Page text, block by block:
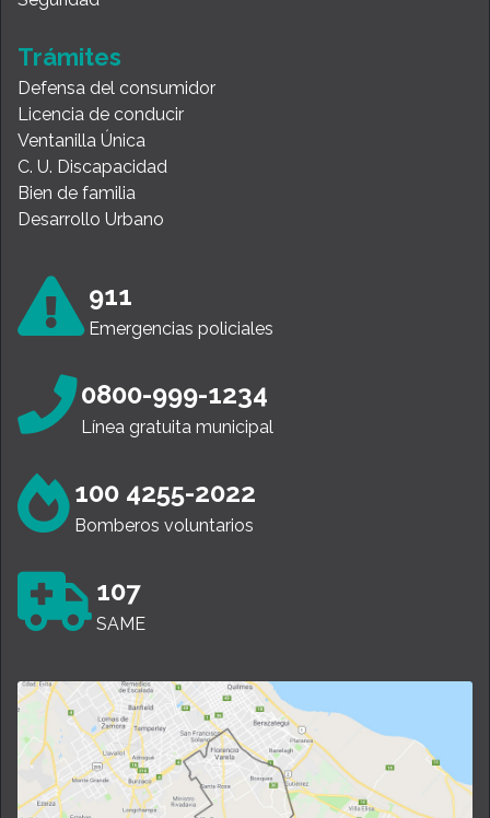
Trámites
Defensa del consumidor
Licencia de conducir
Ventanilla Única
C. U. Discapacidad
Bien de familia
Desarrollo Urbano
911
Emergencias policiales
0800-999-1234
Línea gratuita municipal
100 4255-2022
Bomberos voluntarios
107
SAME